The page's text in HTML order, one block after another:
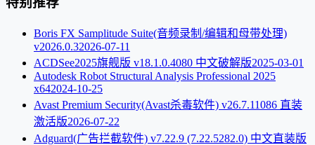
Boris FX Samplitude Suite(音频录制/编辑和母带处理)
v2026.0.32026-07-11
ACDSee2025旗舰版 v18.1.0.4080 中文破解版2025-03-01
Autodesk Robot Structural Analysis Professional 2025
x642024-10-25
Avast Premium Security(Avast杀毒软件) v26.7.11086 直装
激活版2026-07-22
Adguard(广告拦截软件) v7.22.9 (7.22.5282.0) 中文直装版